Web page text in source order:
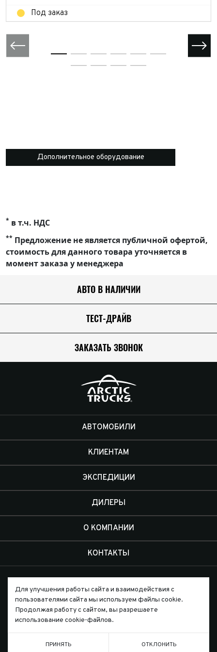
Под заказ
Дополнительное оборудование
* в т.ч. НДС
** Предложение не является публичной офертой,
стоимость для данного товара уточняется в
момент заказа у менеджера
АВТО В НАЛИЧИИ
ТЕСТ-ДРАЙВ
ЗАКАЗАТЬ ЗВОНОК
АВТОМОБИЛИ
КЛИЕНТАМ
ЭКСПЕДИЦИИ
ДИЛЕРЫ
О КОМПАНИИ
КОНТАКТЫ
Письмо директору
ТЕЛЕФОН
Для улучшения работы сайта и взаимодействия с
пользователями сайта мы используем файлы cookie.
Продолжая работу с сайтом, вы разрешаете
использование cookie-файлов.
ПРИНЯТЬ ОТКЛОНИТЬ